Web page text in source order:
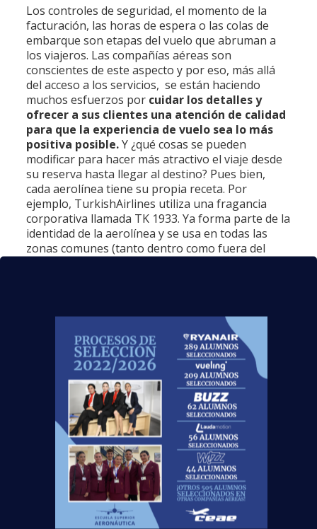
Los controles de seguridad, el momento de la
facturación, las horas de espera o las colas de
embarque son etapas del vuelo que abruman a
los viajeros. Las compañías aéreas son
conscientes de este aspecto y por eso, más allá
del acceso a los servicios, se están haciendo
muchos esfuerzos por cuidar los detalles y
ofrecer a sus clientes una atención de calidad
para que la experiencia de vuelo sea lo más
positiva posible.Y ¿qué cosas se pueden
modificar para hacer más atractivo el viaje desde
su reserva hasta llegar al destino? Pues bien,
cada aerolínea tiene su propia receta. Por
ejemplo, TurkishAirlines utiliza una fragancia
corporativa llamada TK 1933. Ya forma parte de la
identidad de la aerolínea y se usa en todas las
zonas comunes (tanto dentro como fuera del
sensorial. Gracias al olfato se generan recuerdos
y se producen fuertes asociaciones. Esta
compañía incorpora el olor como un elemento
más de su marca para transmitir valores y
sensaciones positivas. La compañía British
Airways además de renovar habitualmente el
catering que ofrece a bordo, equipó a sus
Tripulantes de Cabina de Pasajeros con
dispositivos iPads de última generación llevando
a una nueva dimensión el servicio en el avión, ya
que de esta forma los auxiliares de vuelo pueden
conocer información del pasajero y así ofrecerle
servicio más especializado.Vueling ha
apostado por las redes sociales para compartir